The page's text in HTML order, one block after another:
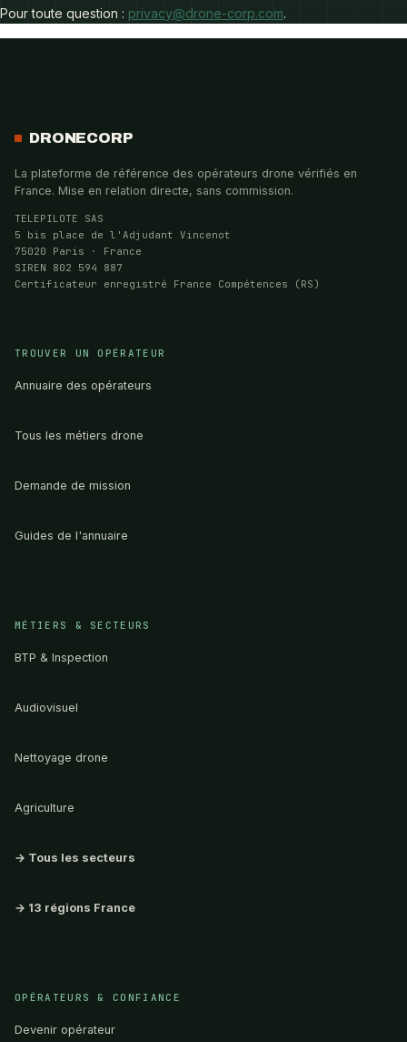
Pour toute question : privacy@drone-corp.com.
DRONECORP
La plateforme de référence des opérateurs drone vérifiés en
France. Mise en relation directe, sans commission.
TELEPILOTE SAS
5 bis place de l'Adjudant Vincenot
75020 Paris · France
SIREN 802 594 887
Certificateur enregistré France Compétences (RS)
TROUVER UN OPÉRATEUR
Annuaire des opérateurs
Tous les métiers drone
Demande de mission
Guides de l'annuaire
MÉTIERS & SECTEURS
BTP & Inspection
Audiovisuel
Nettoyage drone
Agriculture
→ Tous les secteurs
→ 13 régions France
OPÉRATEURS & CONFIANCE
Devenir opérateur